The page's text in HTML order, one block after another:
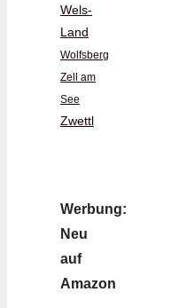
Wels-
Land
Wolfsberg
Zell am
See
Zwettl
Werbung:
Neu
auf
Amazon